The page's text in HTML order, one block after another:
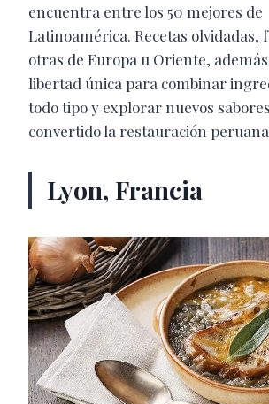
encuentra entre los 50 mejores de
Latinoamérica. Recetas olvidadas,
otras de Europa u Oriente,
libertad única para combinar
todo tipo y explorar nuevos
convertido la restauración
Lyon, Francia